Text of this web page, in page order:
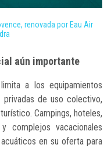
renovada por Eau Air
aún importante
a los equipamientos
privadas de uso colectivo,
Campings, hoteles,
complejos vacacionales
en su oferta para